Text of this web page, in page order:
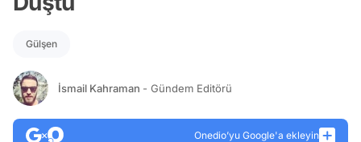
Gülşen
İsmail Kahraman - Gündem Editörü
Onedio’yu Google'a ekleyin